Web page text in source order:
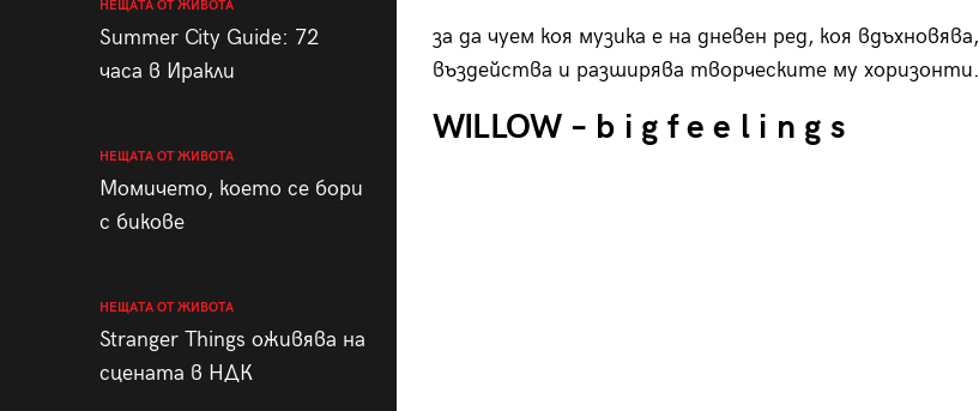
НЕЩАТА ОТ ЖИВОТА
Summer City Guide: 72
часа в Иракли
НЕЩАТА ОТ ЖИВОТА
Момичето, което се бори
с бикове
НЕЩАТА ОТ ЖИВОТА
Stranger Things оживява на
сцената в НДК
за да чуем коя музика е на дневен ред, коя вдъхновява,
въздейства и разширява творческите му хоризонти.
WILLOW – b i g f e e l i n g s